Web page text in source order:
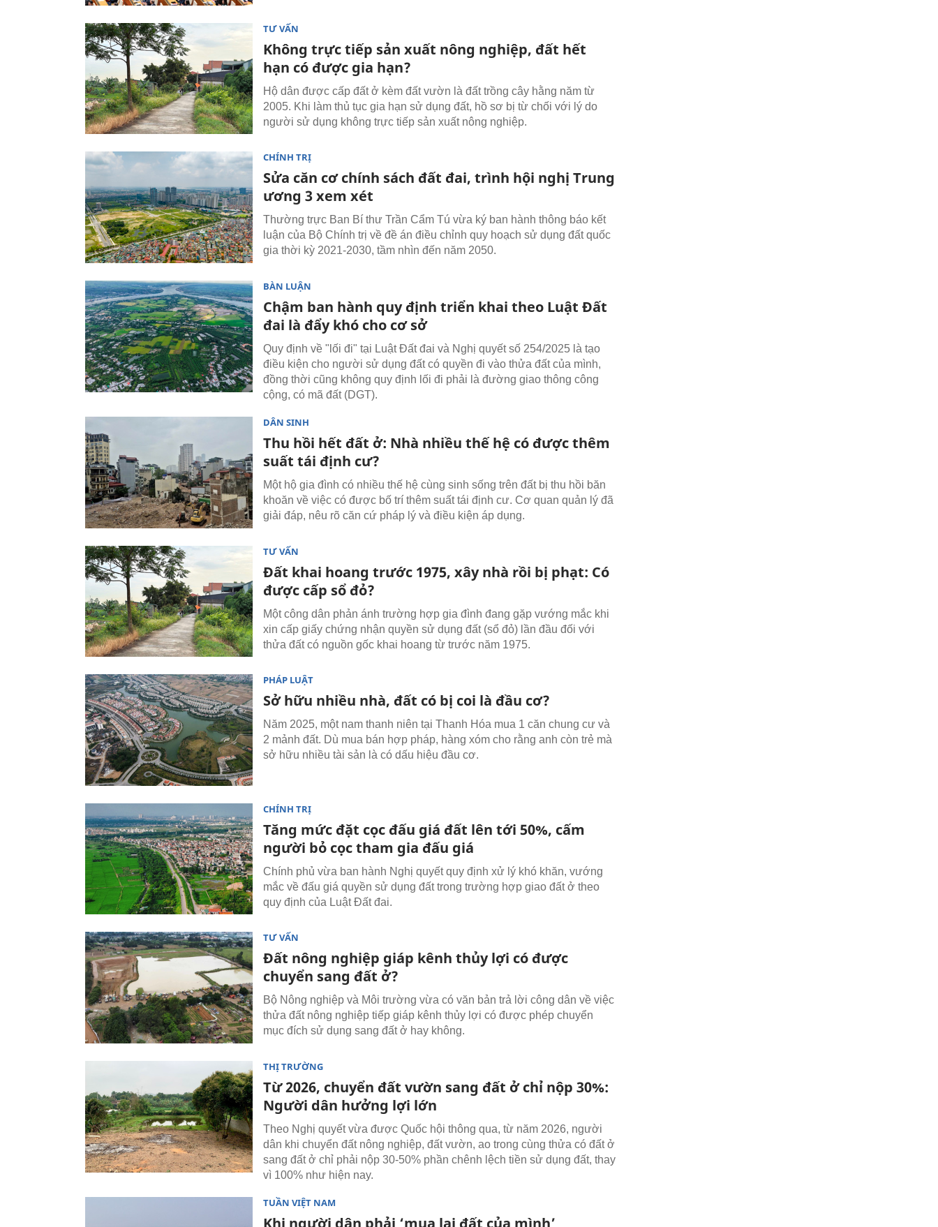
TƯ VẤN
Không trực tiếp sản xuất nông nghiệp, đất hết
hạn có được gia hạn?
Hộ dân được cấp đất ở kèm đất vườn là đất trồng cây hằng năm từ
2005. Khi làm thủ tục gia hạn sử dụng đất, hồ sơ bị từ chối với lý do
người sử dụng không trực tiếp sản xuất nông nghiệp.
CHÍNH TRỊ
Sửa căn cơ chính sách đất đai, trình hội nghị Trung
ương 3 xem xét
Thường trực Ban Bí thư Trần Cẩm Tú vừa ký ban hành thông báo kết
luận của Bộ Chính trị về đề án điều chỉnh quy hoạch sử dụng đất quốc
gia thời kỳ 2021-2030, tầm nhìn đến năm 2050.
BÀN LUẬN
Chậm ban hành quy định triển khai theo Luật Đất
đai là đẩy khó cho cơ sở
Quy định về "lối đi" tại Luật Đất đai và Nghị quyết số 254/2025 là tạo
điều kiện cho người sử dụng đất có quyền đi vào thửa đất của mình,
đồng thời cũng không quy định lối đi phải là đường giao thông công
cộng, có mã đất (DGT).
DÂN SINH
Thu hồi hết đất ở: Nhà nhiều thế hệ có được thêm
suất tái định cư?
Một hộ gia đình có nhiều thế hệ cùng sinh sống trên đất bị thu hồi băn
khoăn về việc có được bố trí thêm suất tái định cư. Cơ quan quản lý đã
giải đáp, nêu rõ căn cứ pháp lý và điều kiện áp dụng.
TƯ VẤN
Đất khai hoang trước 1975, xây nhà rồi bị phạt: Có
được cấp sổ đỏ?
Một công dân phản ánh trường hợp gia đình đang gặp vướng mắc khi
xin cấp giấy chứng nhận quyền sử dụng đất (sổ đỏ) lần đầu đối với
thửa đất có nguồn gốc khai hoang từ trước năm 1975.
PHÁP LUẬT
Sở hữu nhiều nhà, đất có bị coi là đầu cơ?
Năm 2025, một nam thanh niên tại Thanh Hóa mua 1 căn chung cư và
2 mảnh đất. Dù mua bán hợp pháp, hàng xóm cho rằng anh còn trẻ mà
sở hữu nhiều tài sản là có dấu hiệu đầu cơ.
CHÍNH TRỊ
Tăng mức đặt cọc đấu giá đất lên tới 50%, cấm
người bỏ cọc tham gia đấu giá
Chính phủ vừa ban hành Nghị quyết quy định xử lý khó khăn, vướng
mắc về đấu giá quyền sử dụng đất trong trường hợp giao đất ở theo
quy định của Luật Đất đai.
TƯ VẤN
Đất nông nghiệp giáp kênh thủy lợi có được
chuyển sang đất ở?
Bộ Nông nghiệp và Môi trường vừa có văn bản trả lời công dân về việc
thửa đất nông nghiệp tiếp giáp kênh thủy lợi có được phép chuyển
mục đích sử dụng sang đất ở hay không.
THỊ TRƯỜNG
Từ 2026, chuyển đất vườn sang đất ở chỉ nộp 30%:
Người dân hưởng lợi lớn
Theo Nghị quyết vừa được Quốc hội thông qua, từ năm 2026, người
dân khi chuyển đất nông nghiệp, đất vườn, ao trong cùng thửa có đất ở
sang đất ở chỉ phải nộp 30-50% phần chênh lệch tiền sử dụng đất, thay
vì 100% như hiện nay.
TUẦN VIỆT NAM
Khi người dân phải ‘mua lại đất của mình’